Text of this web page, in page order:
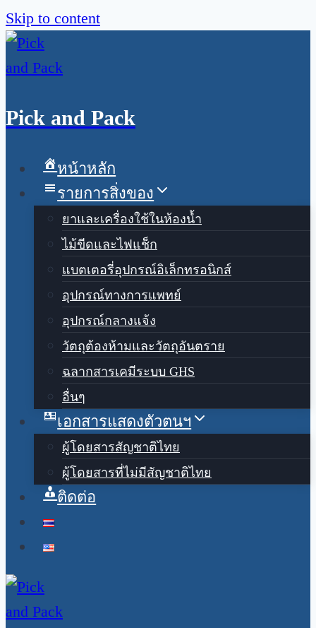
Skip to content
Pick and Pack
หน้าหลัก
รายการสิ่งของ
ยาและเครื่องใช้ในห้องน้ำ
ไม้ขีดและไฟแช็ก
แบตเตอรี่อุปกรณ์อิเล็กทรอนิกส์
อุปกรณ์ทางการแพทย์
อุปกรณ์กลางแจ้ง
วัตถุต้องห้ามและวัตถุอันตราย
ฉลากสารเคมีระบบ GHS
อื่นๆ
เอกสารแสดงตัวตนฯ
ผู้โดยสารสัญชาติไทย
ผู้โดยสารที่ไม่มีสัญชาติไทย
ติดต่อ